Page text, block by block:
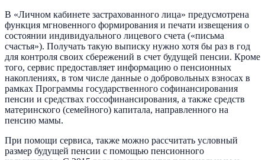
В «Личном кабинете застрахованного лица» предусмотрена
функция мгновенного формирования и печати извещения о
состоянии индивидуального лицевого счета («письма
счастья»). Получать такую выписку нужно хотя бы раз в год
для контроля своих сбережений в счет будущей пенсии. Кроме
того, сервис предоставляет информацию о пенсионных
накоплениях, в том числе данные о добровольных взносах в
рамках Программы государственного софинансирования
пенсии и средствах госсофинансирования, а также средств
материнского (семейного) капитала, направленного на
пенсию мамы.
При помощи сервиса, также можно рассчитать условный
размер будущей пенсии с помощью пенсионного